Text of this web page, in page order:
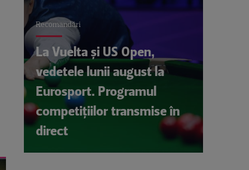
Recomandări
La Vuelta și US Open,
vedetele lunii august la
Eurosport. Programul
competițiilor transmise în
direct